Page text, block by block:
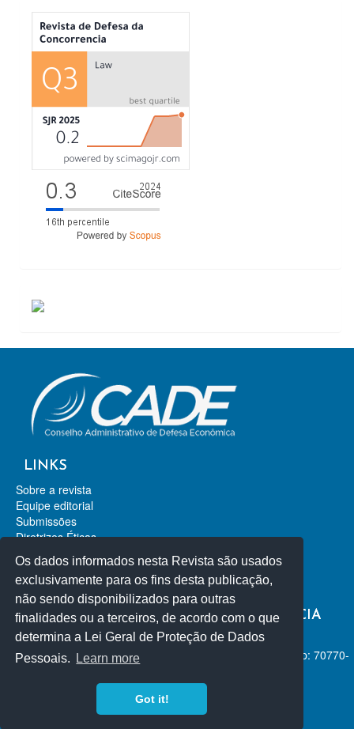
Os dados informados nesta Revista são usados
exclusivamente para os fins desta publicação,
não sendo disponibilizados para outras
finalidades ou a terceiros, de acordo com o que
determina a Lei Geral de Proteção de Dados
Pessoais.
Learn more
Got it!
MÉTRICAS
ACESSOS
LINKS
Sobre a revista
Equipe editorial
Submissões
Diretrizes Éticas
Contato
Revista de Direito da Concorrência
Revista de Direito Econômico
REVISTA DE DEFESA DA CONCORRÊNCIA
ISSN-L 2318-2253
SEPN 515 Conjunto D, Lote 4, Ed. Carlos Taurisano Cep: 70770-
+55 61 3031-1283